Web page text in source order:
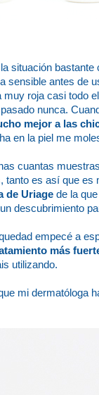
situación bastante
sensible antes de
roja casi todo
nunca.
mejor a las
en la piel me
cuantas
tanto es así que
de Uriage de la
descubrimiento
empecé a
más
utilizando.
mi dermatóloga